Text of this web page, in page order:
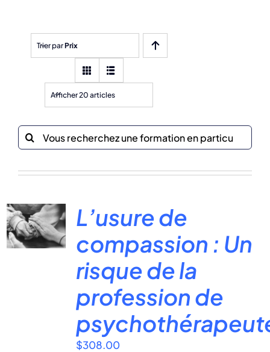
Trier parPrix
Afficher 20 articles
Recherche
sur
:
L’usure de
compassion : Un
risque de la
profession de
$308.00